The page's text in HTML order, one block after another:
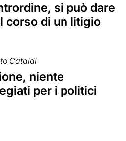
si può dare
corso di un litigio
Cataldi
niente
per i politici